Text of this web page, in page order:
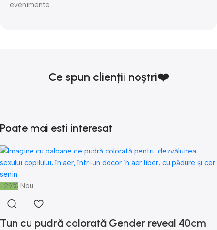
evenimente
Ce spun clienții noștri❤️
Poate mai esti interesat
-29% Nou
Tun cu pudră colorată Gender reveal 40cm